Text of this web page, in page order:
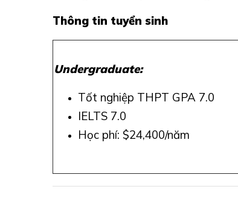
Thông tin tuyển sinh
Undergraduate:
Tốt nghiệp THPT GPA 7.0
IELTS 7.0
Học phí: $24,400/năm